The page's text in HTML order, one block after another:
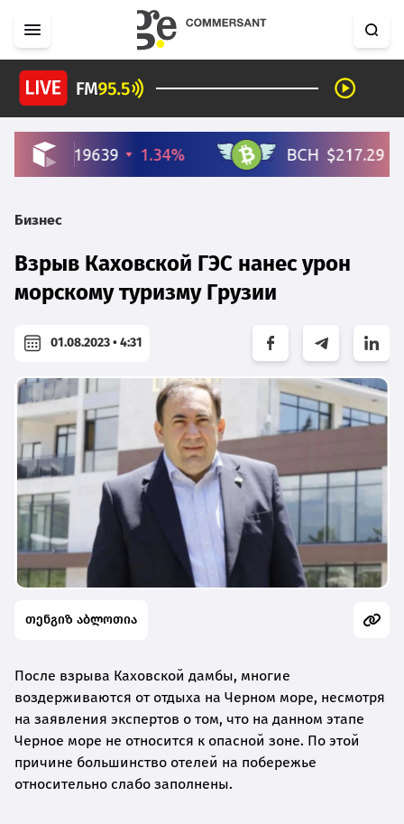
Бизнес
Взрыв Каховской ГЭС нанес урон
морскому туризму Грузии
01.08.2023 • 4:31
თენგიზ აბლოთია
После взрыва Каховской дамбы, многие
воздерживаются от отдыха на Черном море, несмотря
на заявления экспертов о том, что на данном этапе
Черное море не относится к опасной зоне. По этой
причине большинство отелей на побережье
относительно слабо заполнены.